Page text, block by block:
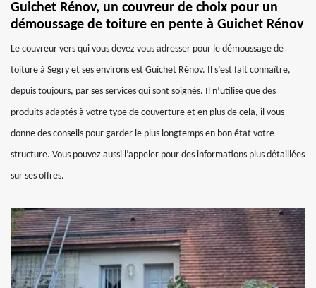
Guichet Rénov, un couvreur de choix pour un
démoussage de toiture en pente à Guichet Rénov
Le couvreur vers qui vous devez vous adresser pour le démoussage de
toiture à Segry et ses environs est Guichet Rénov. Il s’est fait connaître,
depuis toujours, par ses services qui sont soignés. Il n’utilise que des
produits adaptés à votre type de couverture et en plus de cela, il vous
donne des conseils pour garder le plus longtemps en bon état votre
structure. Vous pouvez aussi l’appeler pour des informations plus détaillées
sur ses offres.